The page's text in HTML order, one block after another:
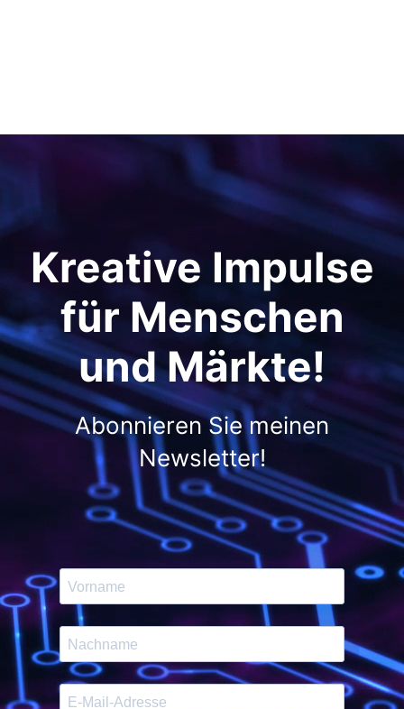
Kreative Impulse
für Menschen
und Märkte!
Abonnieren Sie meinen
Newsletter!